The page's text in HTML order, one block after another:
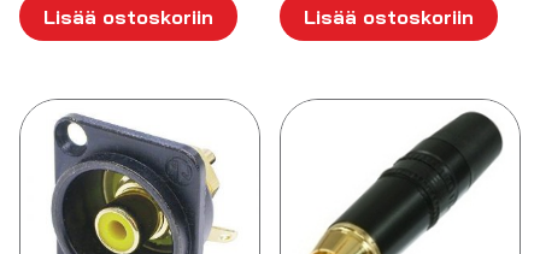
Lisää ostoskoriin Lisää ostoskoriin